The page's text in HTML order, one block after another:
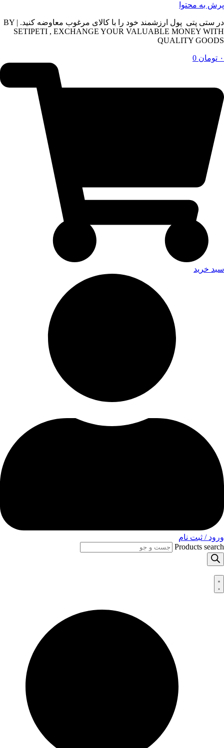
پرش به محتوا
در ستی پتی پول ارزشمند خود را با کالای مرغوب معاوضه کنید. | BY
SETIPETI , EXCHANGE YOUR VALUABLE MONEY WITH
QUALITY GOODS
۰ تومان 0
سبد خرید
ورود / ثبت نام
Products search